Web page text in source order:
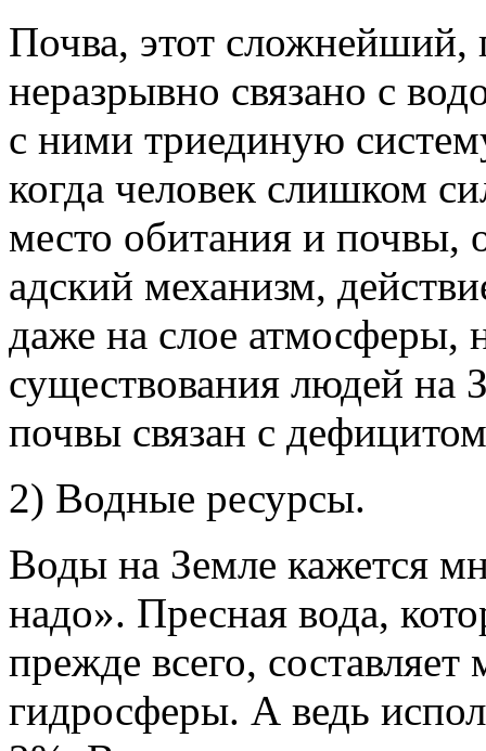
Почва, этот сложнейший,
неразрывно связано с
с ними триединую
когда человек слишком
место обитания и почвы,
адский механизм,
даже на слое атмосферы,
существования людей на
почвы связан с
2) Водные ресурсы.
Воды на Земле кажется
надо». Пресная вода,
прежде всего,
гидросферы. А ведь